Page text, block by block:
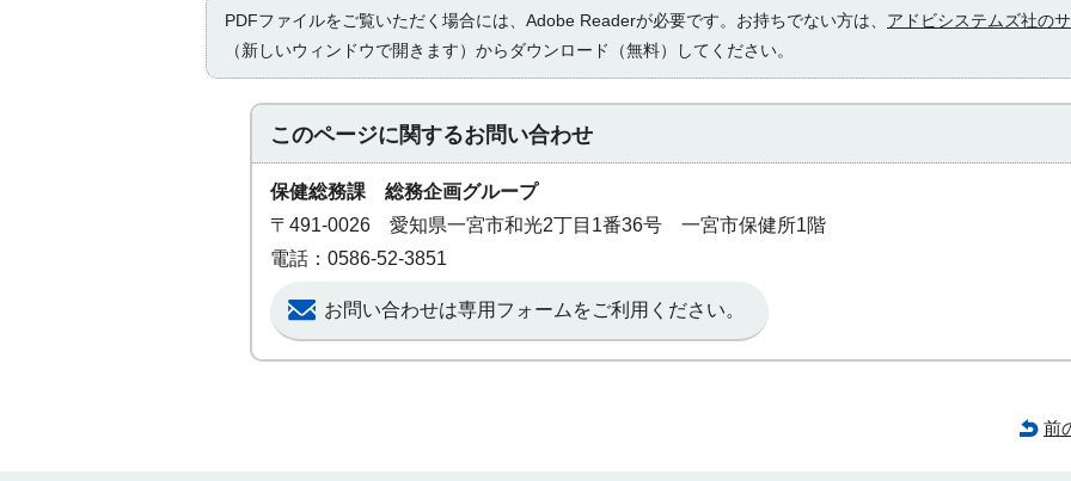
PDFファイルをご覧いただく場合には、Adobe Readerが必要です。お持ちでない方は、 アドビシステムズ社の
（新しいウィンドウで開きます）からダウンロード（無料）してください。
このページに関するお問い合わせ
保健総務課 総務企画グループ
〒491-0026 愛知県一宮市和光2丁目1番36号 一宮市保健所1階
電話：0586-52-3851
お問い合わせは専用フォームをご利用ください。
前